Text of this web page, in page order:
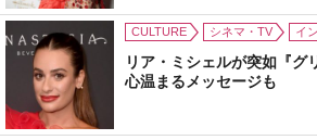
CULTURE シネマ・TV イ
リア・ミシェルが突如『
心温まるメッセージも